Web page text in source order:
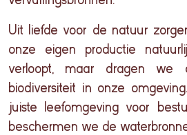
Uit liefde voor de natuur
onze eigen productie
verloopt, maar dragen
biodiversiteit in onze
juiste leefomgeving voor
beschermen we de